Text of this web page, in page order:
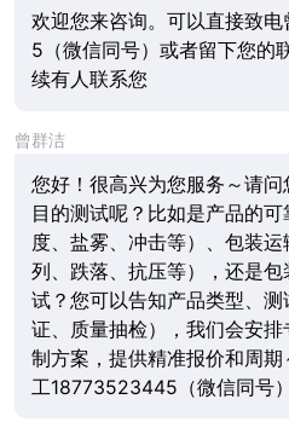
欢迎您来咨询。可以直接致
5（微信同号）或者留下您的
续有人联系您
曾群洁
您好！很高兴为您服务～请
目的测试呢？比如是产品的
度、盐雾、冲击等）、包装运
列、跌落、抗压等），还是包
试？您可以告知产品类型、测
证、质量抽检），我们会安
制方案，提供精准报价和周期
工18773523445（微信同号）